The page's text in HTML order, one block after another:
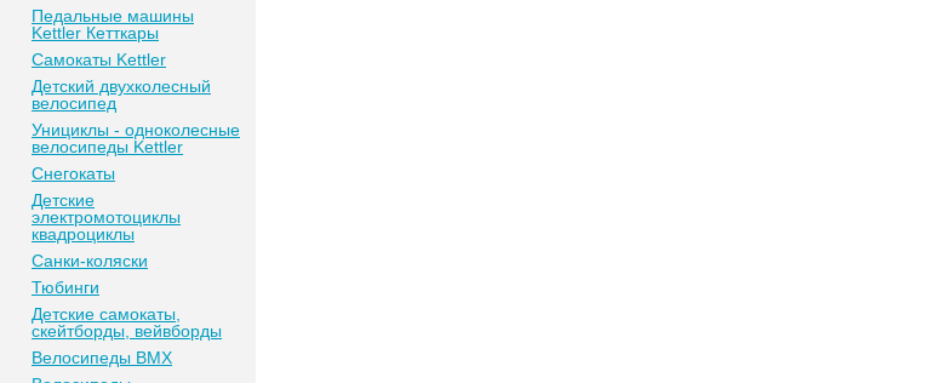
Педальные машины
Kettler Кетткары
Самокаты Kettler
Детский двухколесный
велосипед
Унициклы - одноколесные
велосипеды Kettler
Снегокаты
Детские
электромотоциклы
квадроциклы
Санки-коляски
Тюбинги
Детские самокаты,
скейтборды, вейвборды
Велосипеды BMX